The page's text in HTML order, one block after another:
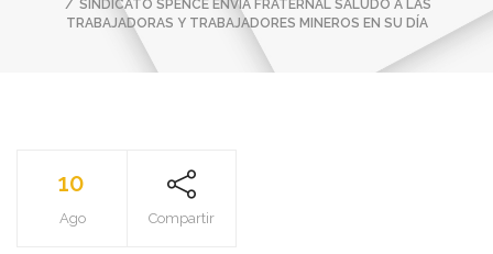
SINDICATO SPENCE ENVÍA FRATERNAL SALUDO A LAS
TRABAJADORAS Y TRABAJADORES MINEROS EN SU DÍA
10
Ago Compartir